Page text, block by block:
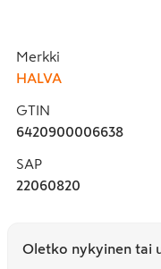
Merkki
HALVA
GTIN
6420900006638
SAP
22060820
Oletko nykyinen tai